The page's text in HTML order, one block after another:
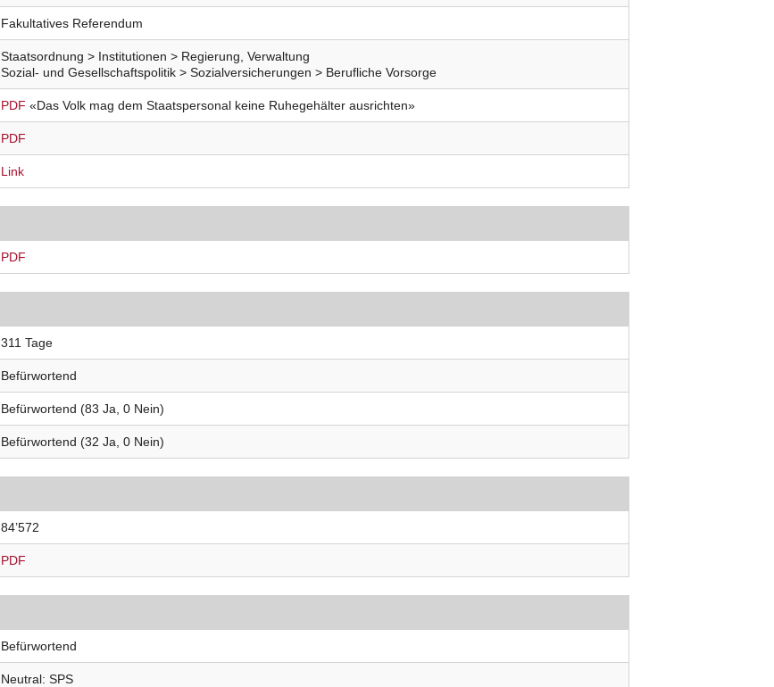
Fakultatives Referendum
Staatsordnung > Institutionen > Regierung, Verwaltung
Sozial- und Gesellschaftspolitik > Sozialversicherungen > Berufliche Vorsorge
PDF «Das Volk mag dem Staatspersonal keine Ruhegehälter ausrichten»
PDF
Link
PDF
311 Tage
Befürwortend
Befürwortend (83 Ja, 0 Nein)
Befürwortend (32 Ja, 0 Nein)
84’572
PDF
Befürwortend
Neutral SPS